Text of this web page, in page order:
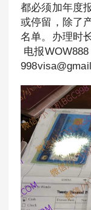
都必须加年度
或停留，除了
名单。办理时
电报